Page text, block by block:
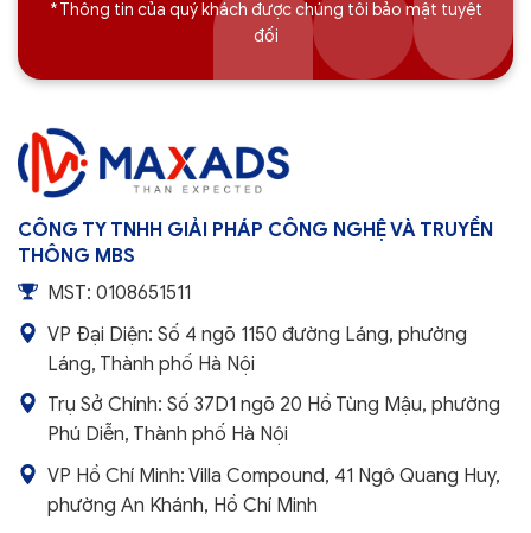
* Thông tin của quý khách được chúng tôi bảo mật tuyệt
đối
CÔNG TY TNHH GIẢI PHÁP CÔNG NGHỆ VÀ TRUYỀN
THÔNG MBS
MST: 0108651511
VP Đại Diện: Số 4 ngõ 1150 đường Láng, phường
Láng, Thành phố Hà Nội
Trụ Sở Chính: Số 37D1 ngõ 20 Hồ Tùng Mậu, phường
Phú Diễn, Thành phố Hà Nội
VP Hồ Chí Minh: Villa Compound, 41 Ngô Quang Huy,
phường An Khánh, Hồ Chí Minh